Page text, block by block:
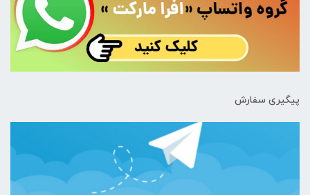
پیگیری سفارش